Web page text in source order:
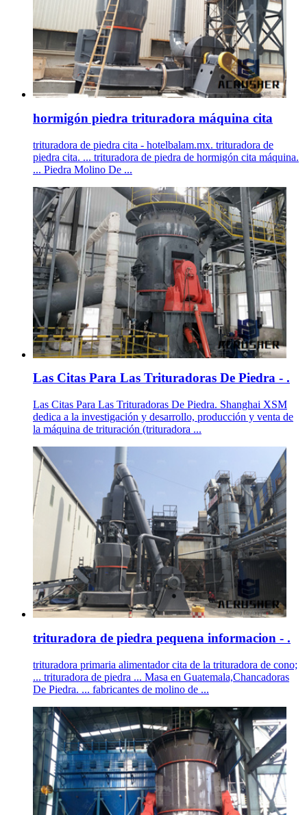
hormigón piedra trituradora máquina cita
trituradora de piedra cita - hotelbalam.mx. trituradora de
piedra cita. ... trituradora de piedra de hormigón cita máquina.
... Piedra Molino De ...
Las Citas Para Las Trituradoras De Piedra - .
Las Citas Para Las Trituradoras De Piedra. Shanghai XSM
dedica a la investigación y desarrollo, producción y venta de
la máquina de trituración (trituradora ...
trituradora de piedra pequena informacion - .
trituradora primaria alimentador cita de la trituradora de cono;
... trituradora de piedra ... Masa en Guatemala,Chancadoras
De Piedra. ... fabricantes de molino de ...